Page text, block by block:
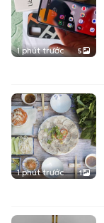
1 phút trước 5
1 phút trước 1